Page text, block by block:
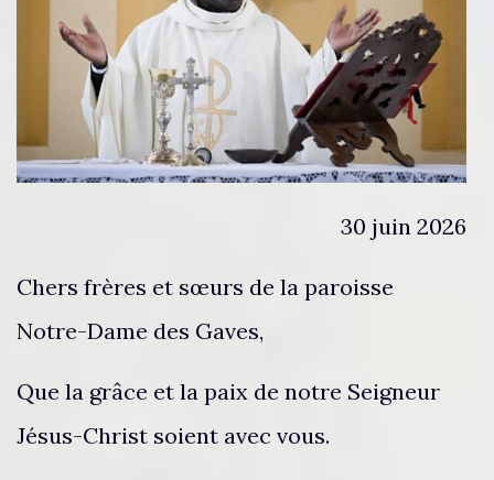
30 juin 2026
Chers frères et sœurs de la paroisse
Notre-Dame des Gaves,
Que la grâce et la paix de notre Seigneur
Jésus-Christ soient avec vous.